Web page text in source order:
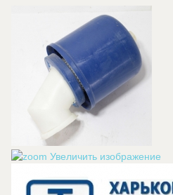
Увеличить изображение